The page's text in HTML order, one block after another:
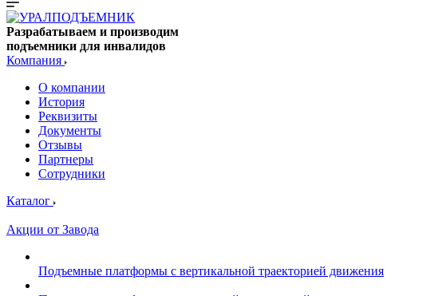
Разрабатываем и производим
подъемники для инвалидов
Компания
О компании
История
Реквизиты
Документы
Отзывы
Партнеры
Сотрудники
Каталог
Акции от Завода
Подъемные платформы с вертикальной траекторией движения